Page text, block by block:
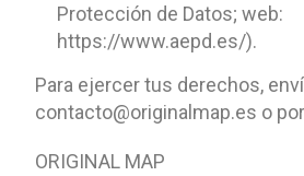
Protección de Datos; web:
https://www.aepd.es/).
Para ejercer tus derechos,
contacto@originalmap.es o
ORIGINAL MAP